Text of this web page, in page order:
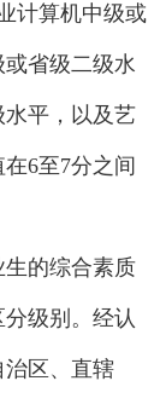
计算机中级或
省级二级水
平，以及艺
6至7分之间
的综合素质
级别。经认
治区、直辖